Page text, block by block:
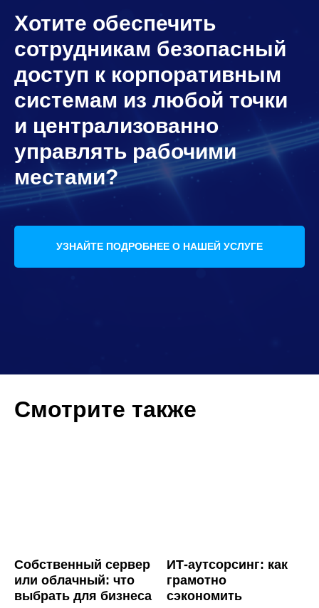
Хотите обеспечить
сотрудникам безопасный
доступ к корпоративным
системам из любой точки
и централизованно
управлять рабочими
местами?
УЗНАЙТЕ ПОДРОБНЕЕ О НАШЕЙ УСЛУГЕ
Смотрите также
Собственный сервер
или облачный: что
выбрать для бизнеса
ИТ-аутсорсинг: как
грамотно
сэкономить